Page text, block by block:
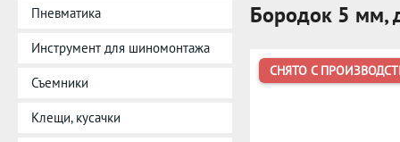
Пневматика
Инструмент для шиномонтажа
Съемники
Клещи, кусачки
Бородок 5 мм,
СНЯТО С